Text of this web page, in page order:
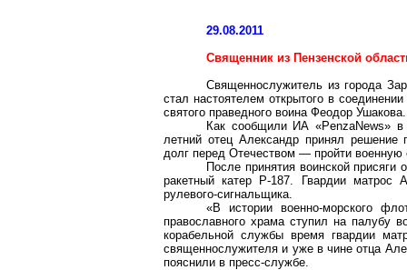
29.08.2011
Священник из Пензенской
Священнослужитель из города
стал настоятелем открытого в
святого праведного воина Феодор Ушакова.
Как сообщили ИА «PenzaNews» в
летний отец Александр принял решение
долг перед Отечеством — пройти военную
После принятия воинской
ракетный катер Р-187. Гвардии матрос
рулевого-сигнальщика.
«В истории военно-морского
православного храма ступил на палубу
корабельной службы время гвардии
священнослужителя и уже в чине отца
пояснили в пресс-службе.